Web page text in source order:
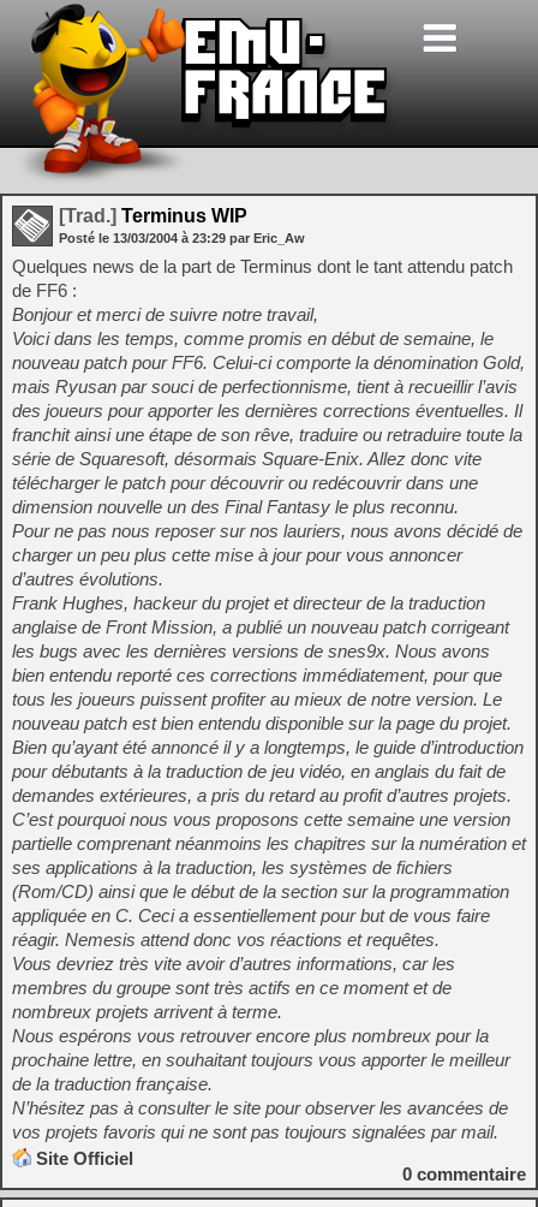
[Trad.] Terminus WIP
Posté le 13/03/2004 à 23:29 par Eric_Aw
Quelques news de la part de Terminus dont le tant attendu patch
de FF6 :
Bonjour et merci de suivre notre travail,
Voici dans les temps, comme promis en début de semaine, le
nouveau patch pour FF6. Celui-ci comporte la dénomination Gold,
mais Ryusan par souci de perfectionnisme, tient à recueillir l’avis
des joueurs pour apporter les dernières corrections éventuelles. Il
franchit ainsi une étape de son rêve, traduire ou retraduire toute la
série de Squaresoft, désormais Square-Enix. Allez donc vite
télécharger le patch pour découvrir ou redécouvrir dans une
dimension nouvelle un des Final Fantasy le plus reconnu.
Pour ne pas nous reposer sur nos lauriers, nous avons décidé de
charger un peu plus cette mise à jour pour vous annoncer
d’autres évolutions.
Frank Hughes, hackeur du projet et directeur de la traduction
anglaise de Front Mission, a publié un nouveau patch corrigeant
les bugs avec les dernières versions de snes9x. Nous avons
bien entendu reporté ces corrections immédiatement, pour que
tous les joueurs puissent profiter au mieux de notre version. Le
nouveau patch est bien entendu disponible sur la page du projet.
Bien qu’ayant été annoncé il y a longtemps, le guide d’introduction
pour débutants à la traduction de jeu vidéo, en anglais du fait de
demandes extérieures, a pris du retard au profit d’autres projets.
C’est pourquoi nous vous proposons cette semaine une version
partielle comprenant néanmoins les chapitres sur la numération et
ses applications à la traduction, les systèmes de fichiers
(Rom/CD) ainsi que le début de la section sur la programmation
appliquée en C. Ceci a essentiellement pour but de vous faire
réagir. Nemesis attend donc vos réactions et requêtes.
Vous devriez très vite avoir d’autres informations, car les
membres du groupe sont très actifs en ce moment et de
nombreux projets arrivent à terme.
Nous espérons vous retrouver encore plus nombreux pour la
prochaine lettre, en souhaitant toujours vous apporter le meilleur
de la traduction française.
N’hésitez pas à consulter le site pour observer les avancées de
vos projets favoris qui ne sont pas toujours signalées par mail.
Site Officiel
0 commentaire